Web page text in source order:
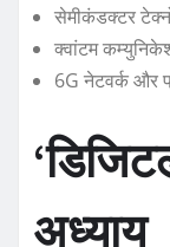
सेमीकंडक्टर
क्वांटम
6G नेटवर्क और
अध्याय